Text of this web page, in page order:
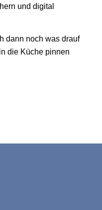
und digital
dann noch was drauf
die Küche pinnen